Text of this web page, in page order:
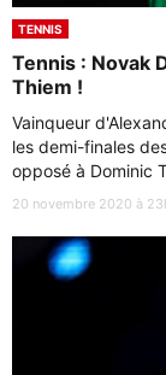
TENNIS
Tennis : Novak
Thiem !
Vainqueur
les demi-finales
opposé à Dominic
20 novembre 2020 à